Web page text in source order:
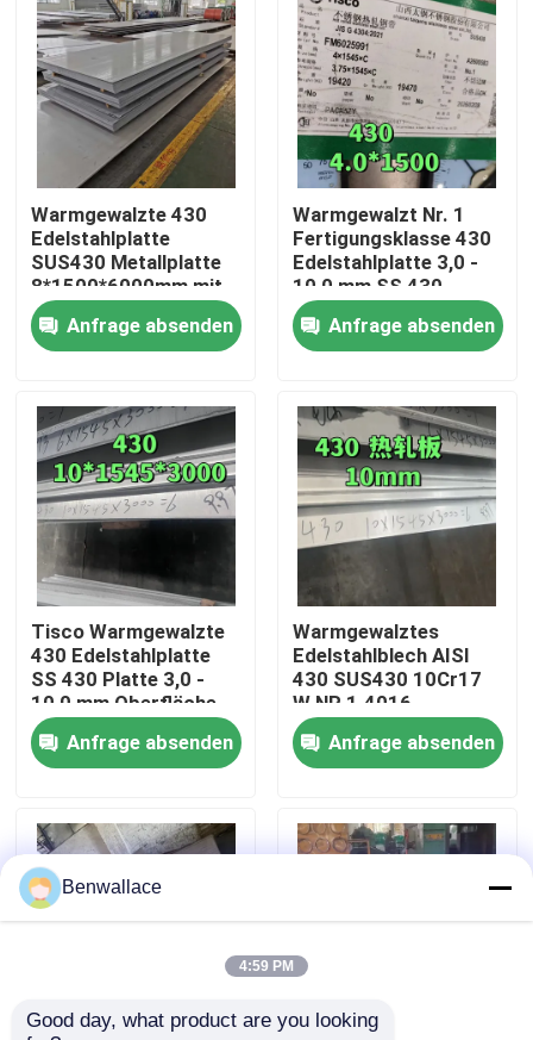
Zu Hause
Produkte
Videos
Über uns
Werksbesichtigung
Qualitätskontrolle
Neuigkeiten
Bitte um ein Angebot
Warmgewalzte 430
Edelstahlplatte
SUS430 Metallplatte
8*1500*6000mm mit
NO.1 Oberfläche
Anfrage absenden
Warmgewalzt Nr. 1
Fertigungsklasse 430
Edelstahlplatte 3,0 -
10,0 mm SS 430
Platte von TISCO
Anfrage absenden
Tisco Warmgewalzte
430 Edelstahlplatte
SS 430 Platte 3,0 -
10,0 mm Oberfläche
Nr. 1
Anfrage absenden
Warmgewalztes
Edelstahlblech AISI
430 SUS430 10Cr17
W.NR 1.4016
10*1500*6000
Oberfläche NO.1
Anfrage absenden
Benwallace
4:59 PM
Good day, what product are you looking